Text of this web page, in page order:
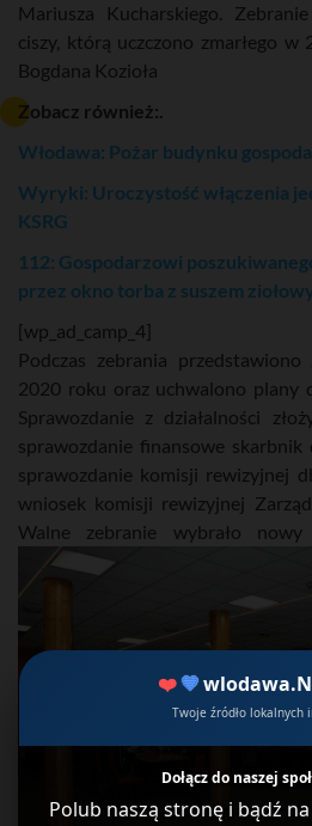
❤️ 💙
Twoje źródło lokalnych
Dołącz do naszej
Polub naszą stronę i bądź
Mariusza Kucharskiego.
ciszy, którą uczczono zmarłego
Bogdana Kozioła
Zobacz również:.
Włodawa: Pożar budynku
Wyryki: Uroczystość włączenia
KSRG
112: Gospodarzowi
przez okno torba z suszem
[wp_ad_camp_4]
Podczas zebrania
2020 roku oraz uchwalono plany
Sprawozdanie z działalności
sprawozdanie finansowe skarbnik
sprawozdanie komisji rewizyjnej
wniosek komisji rewizyjnej
Walne zebranie wybrało